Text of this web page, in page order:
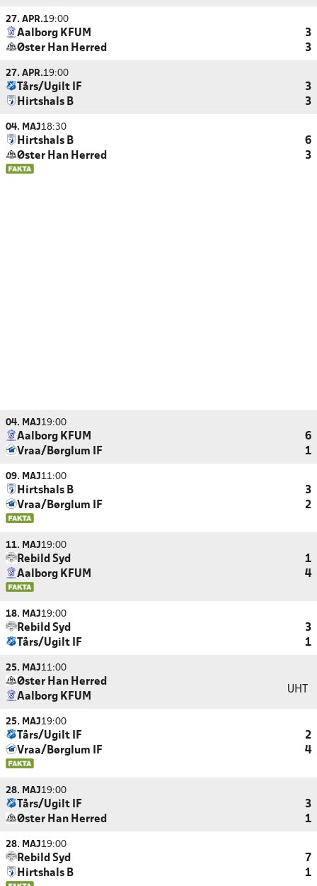
27. APR.19:00
Aalborg KFUM
3
Øster Han Herred
3
27. APR.19:00
Tårs/Ugilt IF
3
Hirtshals B
3
04. MAJ18:30
Hirtshals B
6
Øster Han Herred
3
04. MAJ19:00
Aalborg KFUM
6
Vraa/Børglum IF
1
09. MAJ11:00
Hirtshals B
3
Vraa/Børglum IF
2
11. MAJ19:00
Rebild Syd
1
Aalborg KFUM
4
18. MAJ19:00
Rebild Syd
3
Tårs/Ugilt IF
1
25. MAJ11:00
Øster Han Herred
Aalborg KFUM
UHT
25. MAJ19:00
Tårs/Ugilt IF
2
Vraa/Børglum IF
4
28. MAJ19:00
Tårs/Ugilt IF
3
Øster Han Herred
1
28. MAJ19:00
Rebild Syd
7
Hirtshals B
1